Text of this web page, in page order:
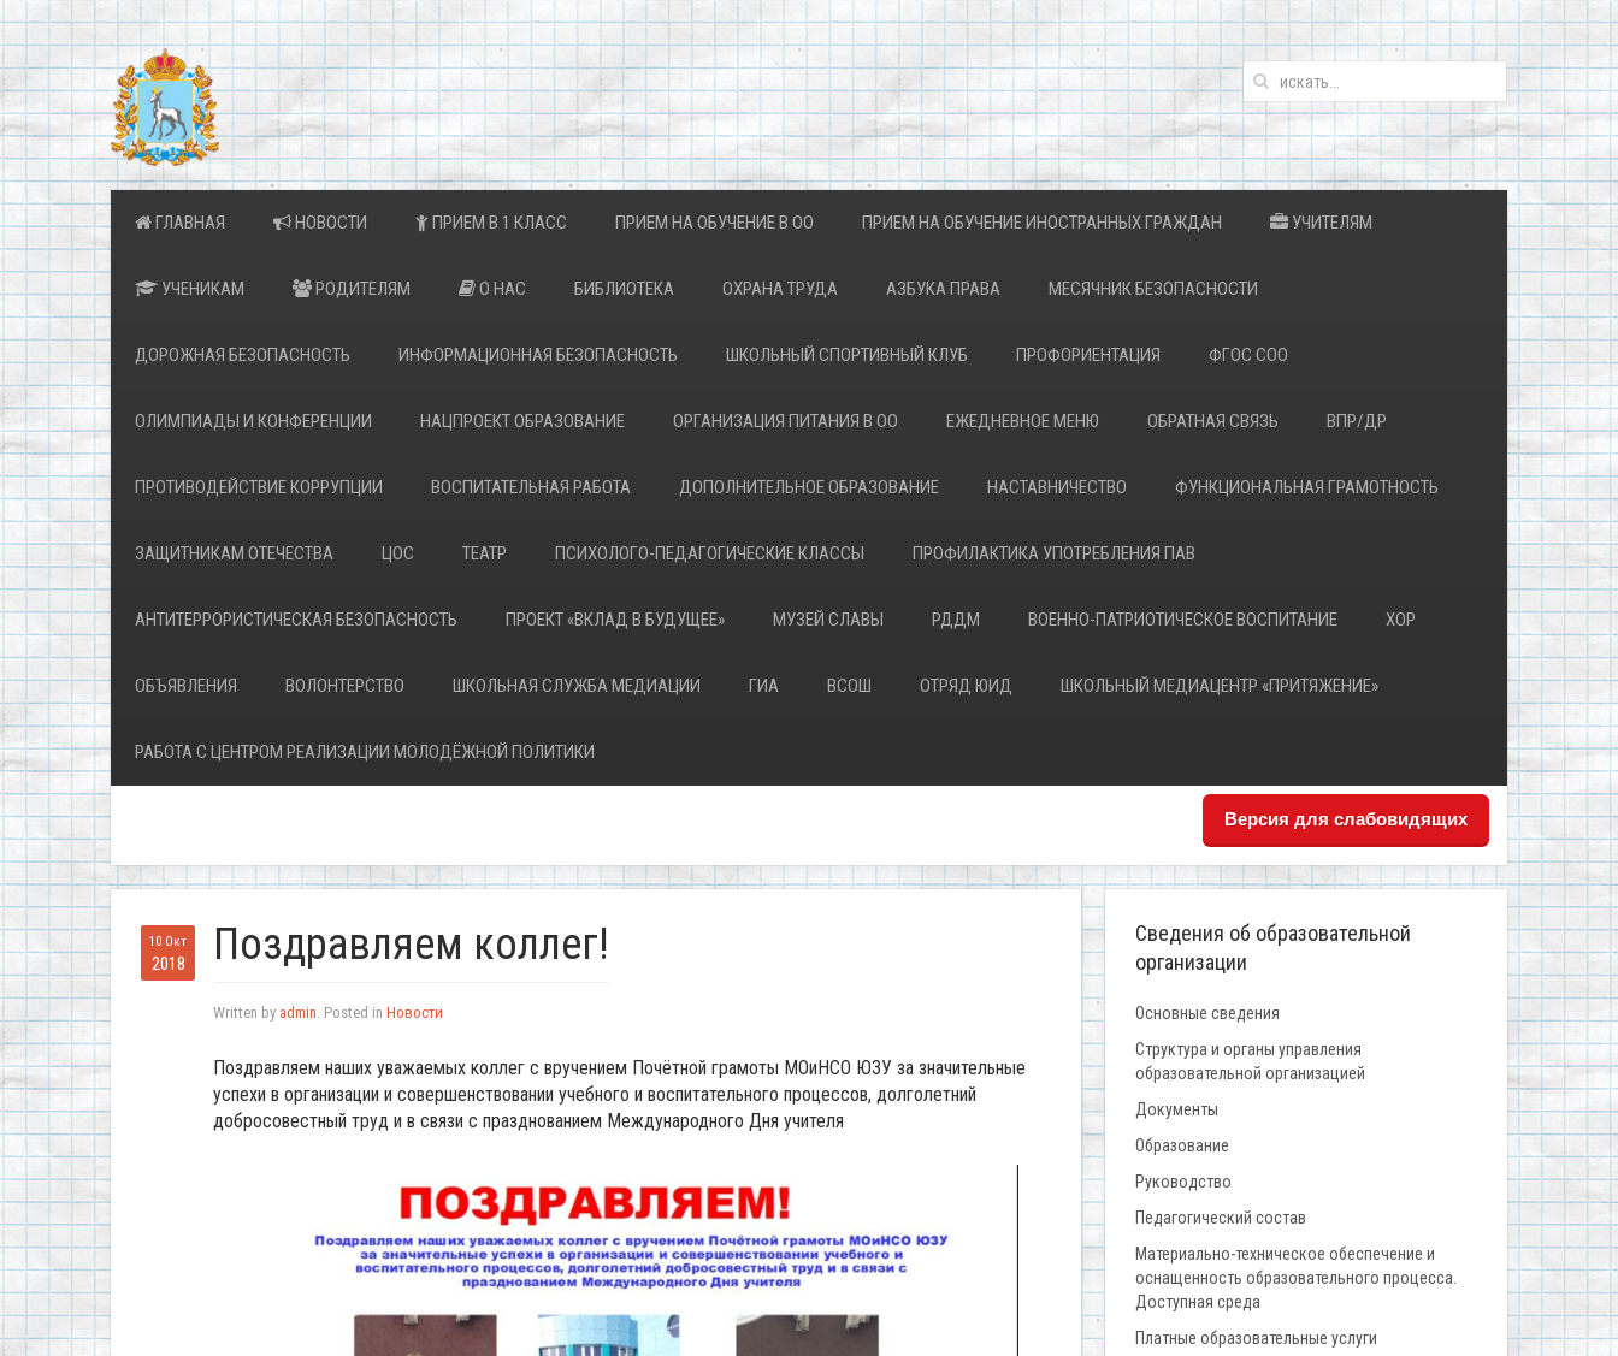
ГЛАВНАЯ НОВОСТИ ПРИЕМ В 1 КЛАСС ПРИЕМ НА ОБУЧЕНИЕ В ОО ПРИЕМ НА ОБУЧЕНИЕ ИНОСТРАННЫХ ГРАЖДАН УЧИТЕЛЯМ
УЧЕНИКАМ РОДИТЕЛЯМ О НАС БИБЛИОТЕКА ОХРАНА ТРУДА АЗБУКА ПРАВА МЕСЯЧНИК БЕЗОПАСНОСТИ
ДОРОЖНАЯ БЕЗОПАСНОСТЬ ИНФОРМАЦИОННАЯ БЕЗОПАСНОСТЬ ШКОЛЬНЫЙ СПОРТИВНЫЙ КЛУБ ПРОФОРИЕНТАЦИЯ ФГОС СОО
ОЛИМПИАДЫ И КОНФЕРЕНЦИИ НАЦПРОЕКТ ОБРАЗОВАНИЕ ОРГАНИЗАЦИЯ ПИТАНИЯ В ОО ЕЖЕДНЕВНОЕ МЕНЮ ОБРАТНАЯ СВЯЗЬ ВПР/ДР
ПРОТИВОДЕЙСТВИЕ КОРРУПЦИИ ВОСПИТАТЕЛЬНАЯ РАБОТА ДОПОЛНИТЕЛЬНОЕ ОБРАЗОВАНИЕ НАСТАВНИЧЕСТВО ФУНКЦИОНАЛЬНАЯ ГРАМОТНОСТЬ
ЗАЩИТНИКАМ ОТЕЧЕСТВА ЦОС ТЕАТР ПСИХОЛОГО-ПЕДАГОГИЧЕСКИЕ КЛАССЫ ПРОФИЛАКТИКА УПОТРЕБЛЕНИЯ ПАВ
АНТИТЕРРОРИСТИЧЕСКАЯ БЕЗОПАСНОСТЬ ПРОЕКТ «ВКЛАД В БУДУЩЕЕ» МУЗЕЙ СЛАВЫ РДДМ ВОЕННО-ПАТРИОТИЧЕСКОЕ ВОСПИТАНИЕ ХОР
ОБЪЯВЛЕНИЯ ВОЛОНТЕРСТВО ШКОЛЬНАЯ СЛУЖБА МЕДИАЦИИ ГИА ВСОШ ОТРЯД ЮИД ШКОЛЬНЫЙ МЕДИАЦЕНТР «ПРИТЯЖЕНИЕ»
РАБОТА С ЦЕНТРОМ РЕАЛИЗАЦИИ МОЛОДЁЖНОЙ ПОЛИТИКИ
Версия для слабовидящих
10 Окт
2018 Поздравляем коллег!
Written by admin. Posted in Новости
Поздравляем наших уважаемых коллег с вручением Почётной грамоты МОиНСО ЮЗУ за значительные
успехи в организации и совершенствовании учебного и воспитательного процессов, долголетний
добросовестный труд и в связи с празднованием Международного Дня учителя
Сведения об образовательной
организации
Основные сведения
Структура и органы управления
образовательной организацией
Документы
Образование
Руководство
Педагогический состав
Материально-техническое обеспечение и
оснащенность образовательного процесса.
Доступная среда
Платные образовательные услуги